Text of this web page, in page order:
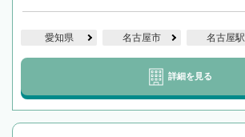
愛知県 名古屋市 名古屋駅
詳細を見る